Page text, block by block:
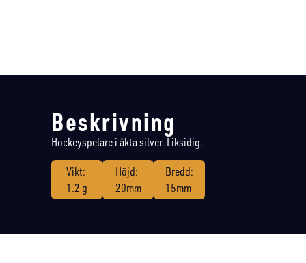
Beskrivning
Hockeyspelare i äkta silver. Liksidig.
Vikt:
1.2 g
Höjd:
20mm
Bredd:
15mm